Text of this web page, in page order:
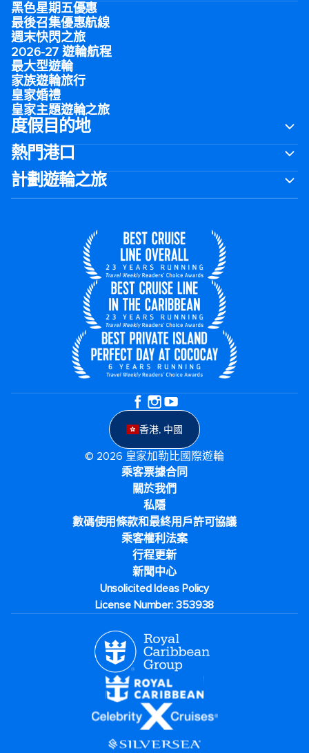
黑色星期五優惠
最後召集優惠航線
週末快閃之旅
2026-27 遊輪航程
最大型遊輪
家族遊輪旅行
皇家婚禮
皇家主題遊輪之旅
度假目的地
熱門港口
計劃遊輪之旅
香港, 中國
© 2026 皇家加勒比國際遊輪
乘客票據合同
關於我們
私隱
數碼使用條款和最終用戶許可協議
乘客權利法案
行程更新
新聞中心
Unsolicited Ideas Policy
License Number: 353938